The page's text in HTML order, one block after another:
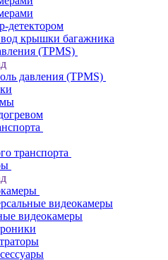
детектором
крышки багажника
(TPMS)
давления (TPMS)
транспорта
видеокамеры
видеокамеры